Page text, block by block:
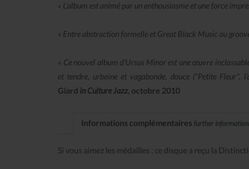
« L’album est animé par un enthousiasme et une force
« Entre abstraction formelle et Great Black Music au
« Ce nouvel album d’Ursus Minor est une œuvre
et tendre, urbaine et vagabonde, douce ("Petite Fleur",
Giard in Culture Jazz, octobre 2010
Informations complémentaires further
Si vous aimez les médailles : ce disque a reçu la